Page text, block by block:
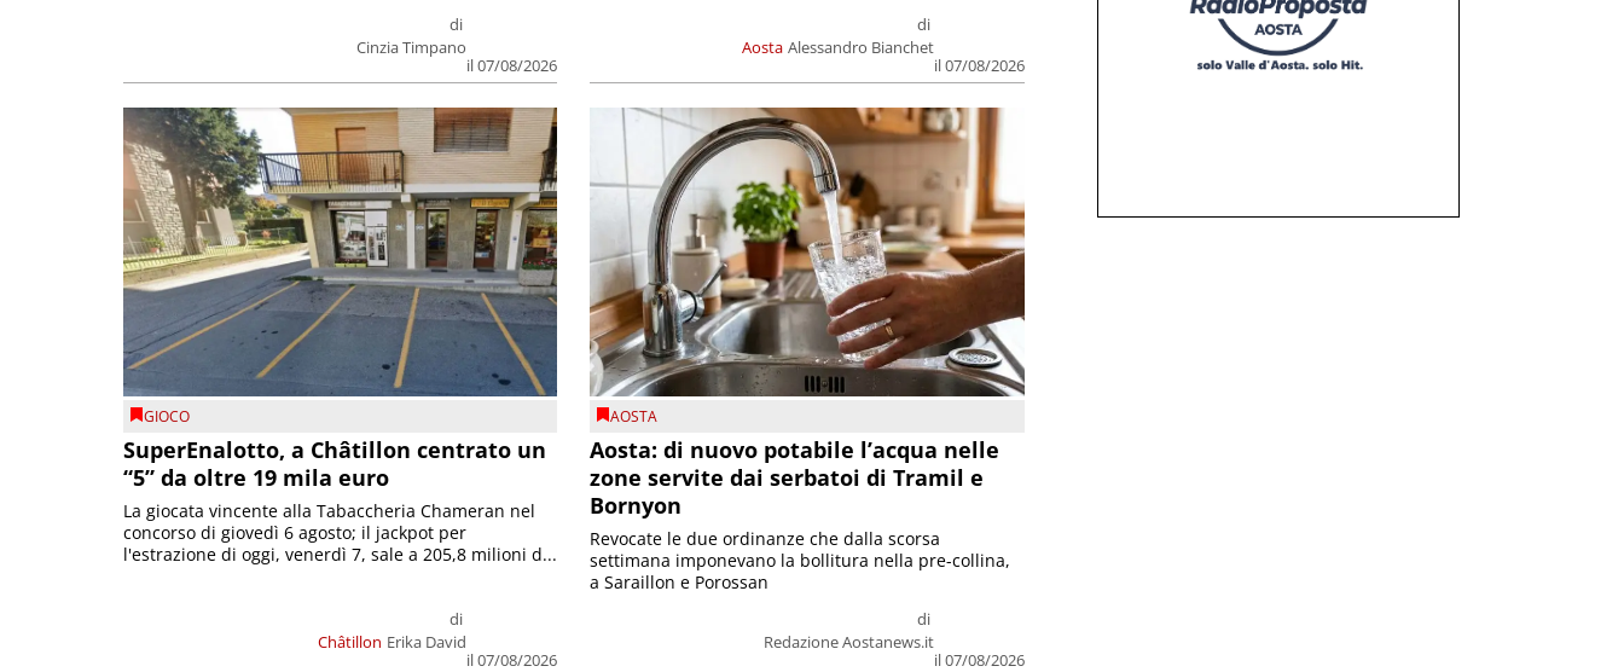
di
Cinzia Timpano
il 07/08/2026
Aosta
di
Alessandro Bianchet
il 07/08/2026
GIOCO
SuperEnalotto, a Châtillon centrato un
“5” da oltre 19 mila euro
Châtillon
di
Erika David
il 07/08/2026
La giocata vincente alla Tabaccheria Chameran nel
concorso di giovedì 6 agosto; il jackpot per
l'estrazione di oggi, venerdì 7, sale a 205,8 milioni d...
AOSTA
Aosta: di nuovo potabile l’acqua nelle
zone servite dai serbatoi di Tramil e
Bornyon
di
Redazione Aostanews.it
il 07/08/2026
Revocate le due ordinanze che dalla scorsa
settimana imponevano la bollitura nella pre-collina,
a Saraillon e Porossan